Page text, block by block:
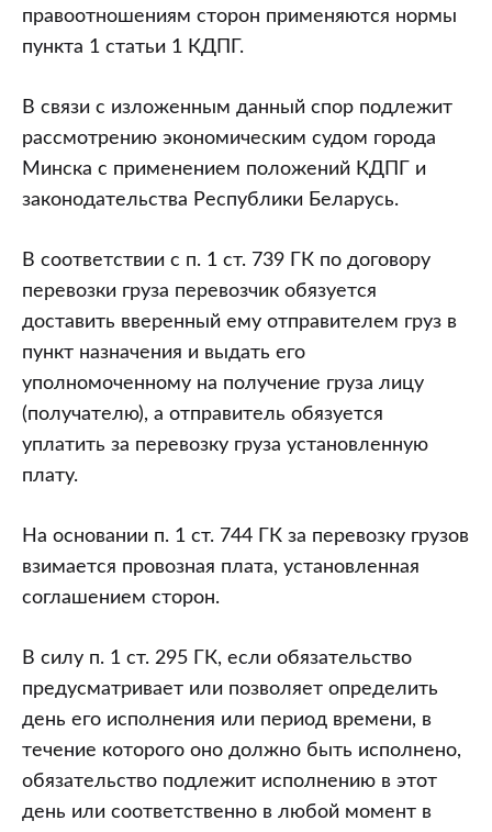
правоотношениям сторон применяются нормы
пункта 1 статьи 1 КДПГ.
В связи с изложенным данный спор подлежит
рассмотрению экономическим судом города
Минска с применением положений КДПГ и
законодательства Республики Беларусь.
В соответствии с п. 1 ст. 739 ГК по договору
перевозки груза перевозчик обязуется
доставить вверенный ему отправителем груз в
пункт назначения и выдать его
уполномоченному на получение груза лицу
(получателю), а отправитель обязуется
уплатить за перевозку груза установленную
плату.
На основании п. 1 ст. 744 ГК за перевозку грузов
взимается провозная плата, установленная
соглашением сторон.
В силу п. 1 ст. 295 ГК, если обязательство
предусматривает или позволяет определить
день его исполнения или период времени, в
течение которого оно должно быть исполнено,
обязательство подлежит исполнению в этот
день или соответственно в любой момент в